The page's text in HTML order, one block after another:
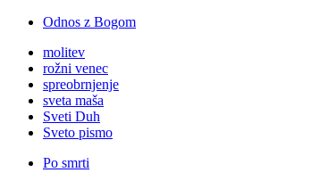
Odnos z Bogom
molitev
rožni venec
spreobrnjenje
sveta maša
Sveti Duh
Sveto pismo
Po smrti